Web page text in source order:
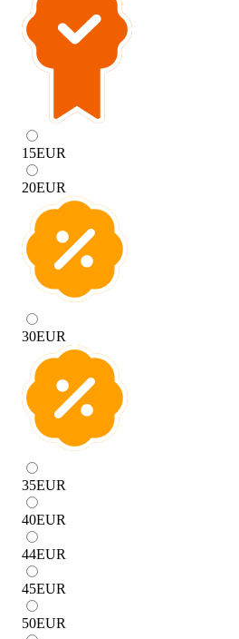
15EUR
20EUR
30EUR
35EUR
40EUR
44EUR
45EUR
50EUR